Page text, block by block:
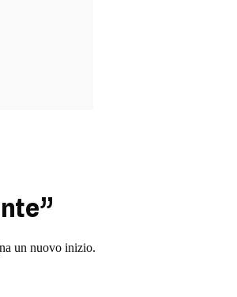
un nuovo inizio.